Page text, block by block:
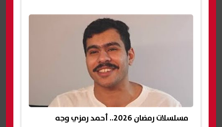
مسلسلات رمضان 2026.. أحمد رمزي وجه